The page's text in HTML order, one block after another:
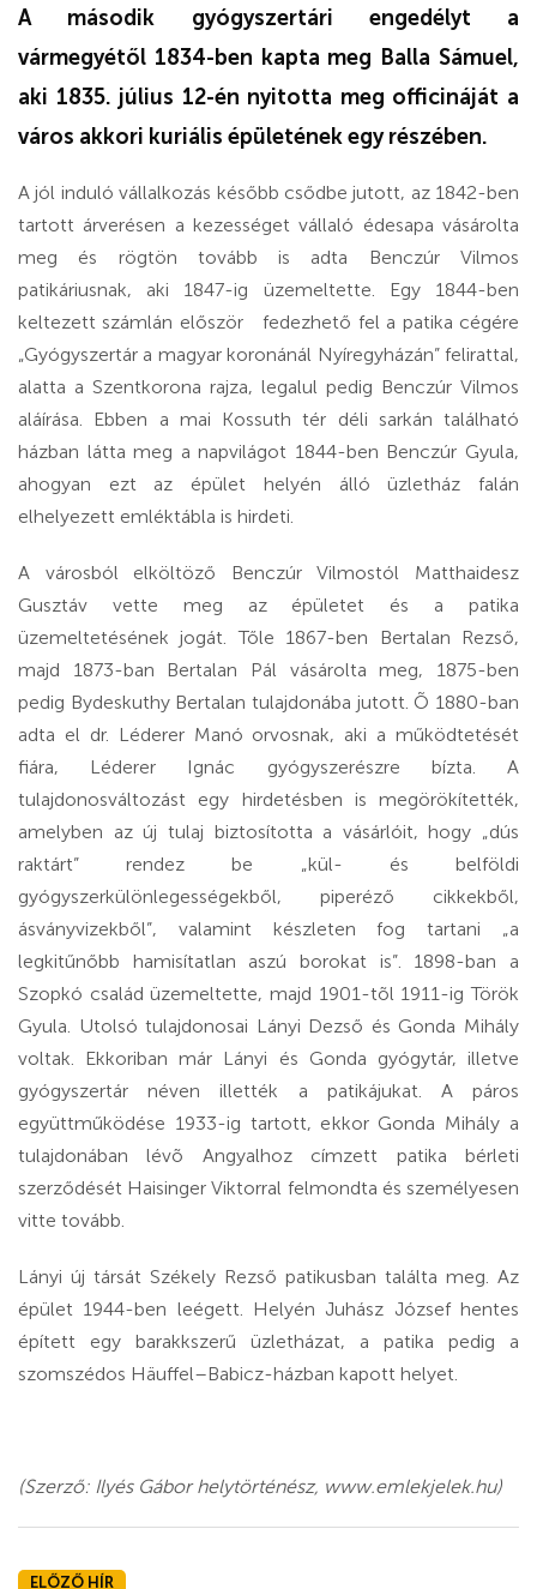
A második gyógyszertári engedélyt a
vármegyétől 1834-ben kap­ta meg Balla Sámuel,
aki 1835. július 12-én nyitotta meg officináját a
város akkori kuriális épületének egy részében.
A jól induló vállalkozás később csődbe jutott, az 1842-ben
tartott árverésen a kezességet vállaló édesapa vásárolta
meg és rögtön tovább is adta Benczúr Vilmos
patikáriusnak, aki 1847-ig üzemeltette. Egy 1844-ben
keltezett számlán először fedezhető fel a patika cégére
„Gyógyszertár a magyar koronánál Nyíregyházán” felirattal,
alatta a Szentkorona rajza, legalul pedig Benczúr Vilmos
aláírása. Ebben a mai Kossuth tér déli sarkán található
házban látta meg a napvilágot 1844-ben Benczúr Gyula,
ahogyan ezt az épület helyén álló üzletház falán
elhelyezett emléktábla is hirdeti.
A városból elköltöző Benczúr Vilmostól Matthaidesz
Gusztáv vette meg az épületet és a patika
üzemeltetésének jogát. Tőle 1867-ben Bertalan Rezső,
majd 1873-ban Bertalan Pál vásárolta meg, 1875-ben
pedig Bydeskuthy Bertalan tulajdonába jutott. Õ 1880-ban
adta el dr. Léderer Manó orvosnak, aki a működtetését
fiára, Léderer Ignác gyógyszerészre bízta. A
tulajdonosváltozást egy hirdetésben is megörökítették,
amelyben az új tulaj biztosította a vásárlóit, hogy „dús
raktárt” rendez be „kül- és belföldi
gyógyszerkülönlegességekből, piperéző cikkekből,
ásványvizekből”, valamint készleten fog tartani „a
legkitűnőbb hamisítatlan aszú borokat is”. 1898-ban a
Szopkó család üzemeltette, majd 1901-tõl 1911-ig Török
Gyula. Utolsó tulajdonosai Lányi Dezső és Gonda Mihály
voltak. Ekkoriban már Lányi és Gonda gyógytár, illetve
gyógyszertár néven illették a patikájukat. A páros
együttműködése 1933-ig tartott, ekkor Gonda Mihály a
tulajdonában lévõ Angyalhoz címzett patika bérleti
szerződését Haisinger Viktorral felmondta és személyesen
vitte tovább.
Lányi új társát Székely Rezső patikusban találta meg. Az
épület 1944-ben leégett. Helyén Juhász József hentes
épített egy barakkszerű üzletházat, a patika pedig a
szomszédos Häuffel–Babicz-házban kapott helyet.
(Szerző: Ilyés Gábor helytörténész, www.emlekjelek.hu)
ELŐZŐ HÍR